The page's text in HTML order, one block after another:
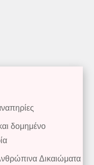
δομημένο
Δικαιώματα